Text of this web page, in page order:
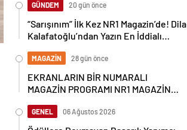
GÜNDEM 20 gün önce
“Sarışınım” İlk Kez NR1 Magazin’de! Dila
Kalafatoğlu’ndan Yazın En İddialı
MAGAZİN 28 gün önce
EKRANLARIN BİR NUMARALI
MAGAZİN PROGRAMI NR1 MAGAZİN
GENEL 06 Ağustos 2026